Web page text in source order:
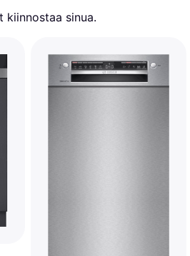
kiinnostaa sinua.